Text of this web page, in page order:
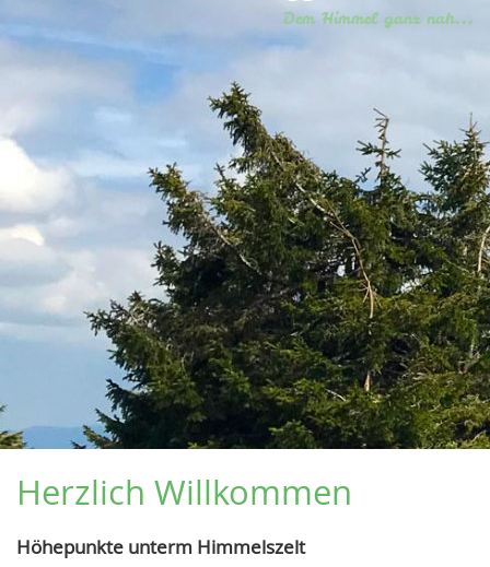
Dem Himmel ganz nah...
Herzlich Willkommen
Höhepunkte unterm Himmelszelt